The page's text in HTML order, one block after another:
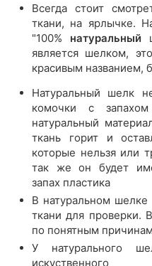
Всегда стоит
ткани, на ярлычке.
"100% натуральный
является шелком,
красивым названием,
Натуральный шелк
комочки с
натуральный
ткань горит и
которые нельзя или
так же он будет
запах пластика
В натуральном шелке
ткани для проверки.
по понятным
У натурального
искуственного